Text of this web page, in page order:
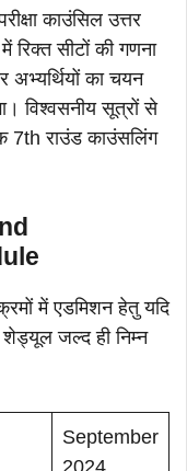
काउंसिल उत्तर
रिक्त सीटों की गणना
का चयन
विश्वसनीय सूत्रों से
7th राउंड काउंसलिंग
में एडमिशन हेतु यदि
शेड्यूल जल्द ही निम्न
September
2024